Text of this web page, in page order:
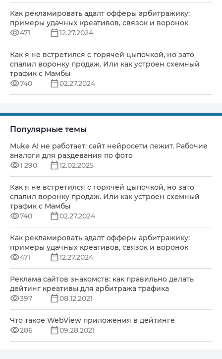
Как рекламировать адалт офферы арбитражику:
примеры удачных креативов, связок и воронок
471
12.27.2024
Как я не встретился с горячей цыпочкой, но зато
спалил воронку продаж. Или как устроен схемный
трафик с Мамбы
740
02.27.2024
Популярные темы
Muke AI не работает: сайт нейросети лежит. Рабочие
аналоги для раздевания по фото
1 290
12.02.2025
Как я не встретился с горячей цыпочкой, но зато
спалил воронку продаж. Или как устроен схемный
трафик с Мамбы
740
02.27.2024
Как рекламировать адалт офферы арбитражику:
примеры удачных креативов, связок и воронок
471
12.27.2024
Реклама сайтов знакомств: как правильно делать
дейтинг креативы для арбитража трафика
397
08.12.2021
Что такое WebView приложения в дейтинге
286
09.28.2021